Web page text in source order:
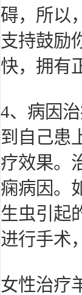
碍，所以
支持鼓励
快，拥有
4、病因
到自己患
疗效果。
痫病因。
生虫引起
进行手术
女性治疗